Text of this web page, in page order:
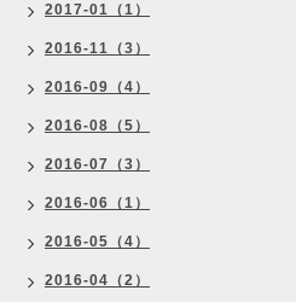
2017-01（1）
2016-11（3）
2016-09（4）
2016-08（5）
2016-07（3）
2016-06（1）
2016-05（4）
2016-04（2）